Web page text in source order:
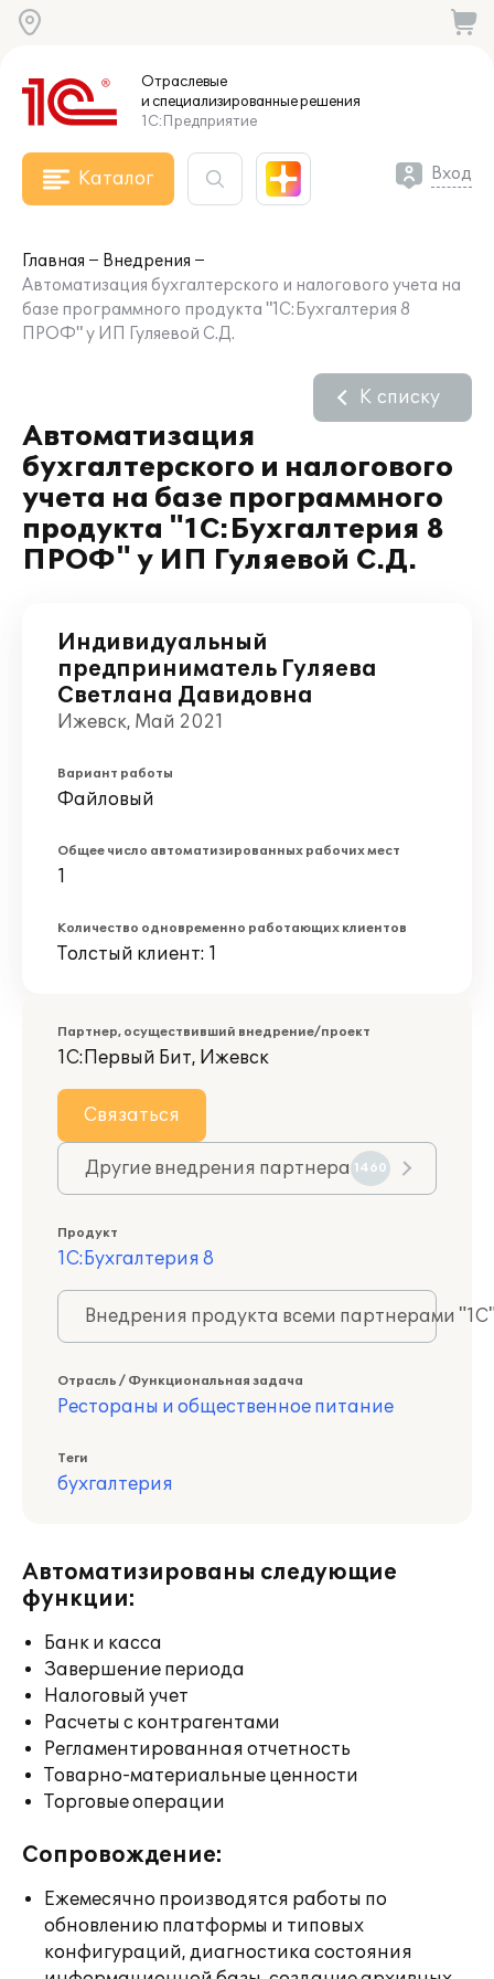
Отраслевые
и специализированныерешения
1С:Предприятие
Каталог Вход
Главная
Внедрения
Автоматизация бухгалтерского и налогового учета на
базе программного продукта "1С:Бухгалтерия 8
ПРОФ" у ИП Гуляевой С.Д.
Автоматизация
бухгалтерского и налогового
учета на базе программного
продукта "1С:Бухгалтерия 8
ПРОФ" у ИП Гуляевой С.Д.
К списку
Индивидуальный
предприниматель Гуляева
Светлана Давидовна
Ижевск, Май 2021
Вариант работы
Файловый
Общее число автоматизированных рабочих мест
1
Количество одновременно работающих клиентов
Толстый клиент: 1
Партнер, осуществивший внедрение/проект
1С:Первый Бит, Ижевск
Связаться
Другие внедрения партнера 1460
Продукт
1С:Бухгалтерия 8
Внедрения продукта всеми партнерами
Отрасль / Функциональная задача
Рестораны и общественное питание
Теги
бухгалтерия
Автоматизированы следующие
функции:
Банк и касса
Завершение периода
Налоговый учет
Расчеты с контрагентами
Регламентированная отчетность
Товарно-материальные ценности
Торговые операции
Сопровождение:
Ежемесячно производятся работы по
обновлению платформы и типовых
конфигураций, диагностика состояния